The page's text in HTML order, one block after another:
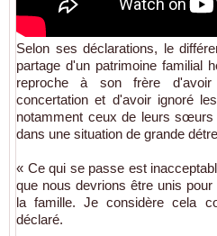
Selon ses déclarations, le
partage d'un patrimoine familial
reproche à son frère
concertation et d'avoir ignoré
notamment ceux de leurs sœurs
dans une situation de grande
« Ce qui se passe est
que nous devrions être unis
la famille. Je considère cela
déclaré.